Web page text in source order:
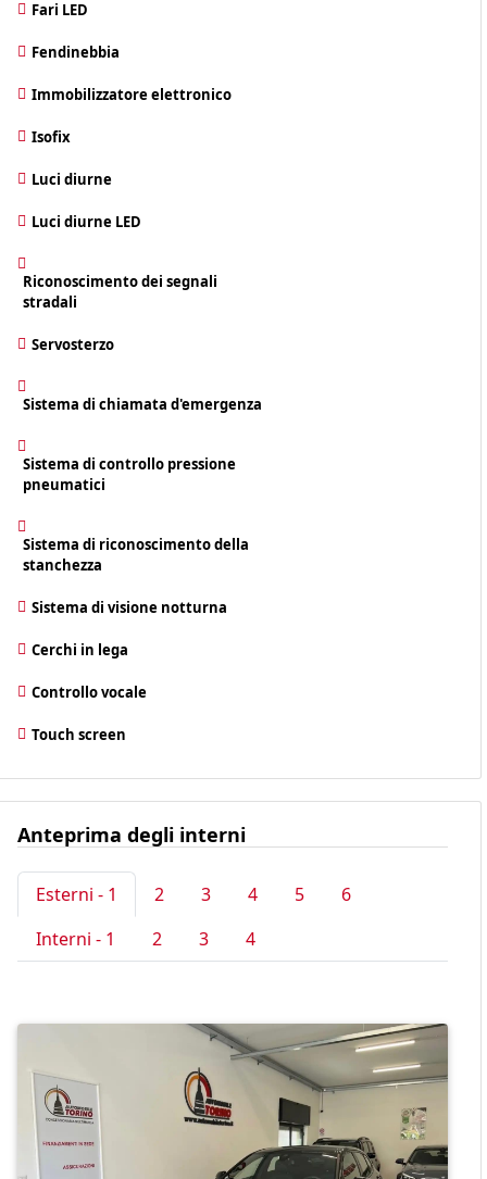
Fari LED
Fendinebbia
Immobilizzatore elettronico
Isofix
Luci diurne
Luci diurne LED
Riconoscimento dei segnali
stradali
Servosterzo
Sistema di chiamata d'emergenza
Sistema di controllo pressione
pneumatici
Sistema di riconoscimento della
stanchezza
Sistema di visione notturna
Cerchi in lega
Controllo vocale
Touch screen
Anteprima degli interni
Esterni - 1 2 3 4 5
6
Interni - 1
2 3 4